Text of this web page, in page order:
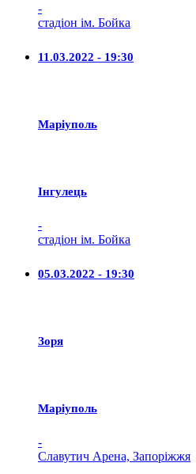
-
стадіон ім. Бойка
11.03.2022 - 19:30
Маріуполь
Iнгулець
-
стадіон ім. Бойка
05.03.2022 - 19:30
Зоря
Маріуполь
-
Славутич Арена, Запоріжжя